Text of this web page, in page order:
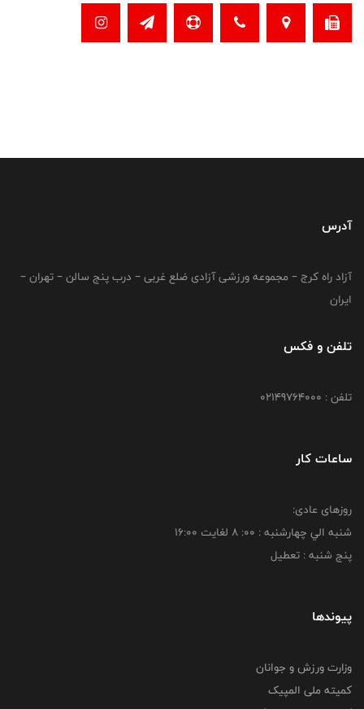
آدرس
آزاد راه کرج – مجموعه ورزشی آزادی ضلع غربی – درب پنج سالن – تهران –
ایران
تلفن و فکس
تلفن : 02149764000
ساعات کار
روزهای عادی:
شنبه الي چهارشنبه : 00: 8 لغايت 16:00
پنج شنبه : تعطیل
پیوندها
وزارت ورزش و جوانان
کمیته ملی المپیک